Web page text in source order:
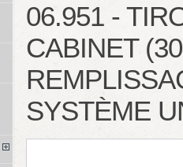
06.951 -
CABINET
SYSTÈME